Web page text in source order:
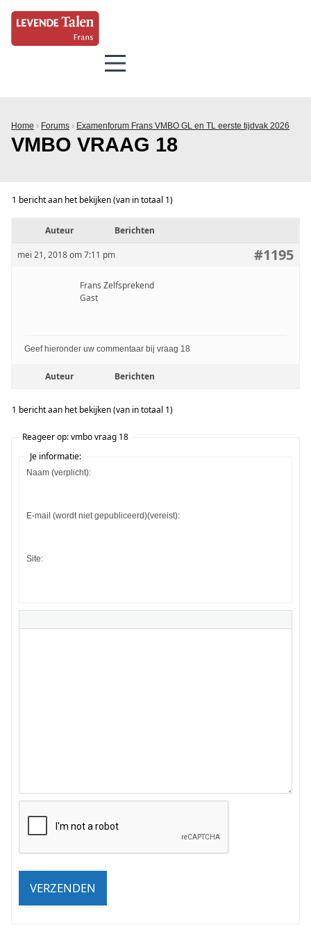
Home › Forums › Examenforum Frans VMBO GL en TL eerste tijdvak 2026
VMBO VRAAG 18
1 bericht aan het bekijken (van in totaal 1)
Auteur Berichten
mei 21, 2018 om 7:11 pm #1195
Frans Zelfsprekend
Gast
Geef hieronder uw commentaar bij vraag 18
Auteur Berichten
1 bericht aan het bekijken (van in totaal 1)
Reageer op: vmbo vraag 18
Je informatie:
Naam (verplicht):
E-mail (wordt niet gepubliceerd)(vereist):
Site:
VERZENDEN